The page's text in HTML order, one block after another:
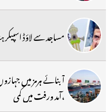
مساجد سے لاؤڈ اسپیکر
آبنائے ہرمز میں
،آمد ورفت میں کمی